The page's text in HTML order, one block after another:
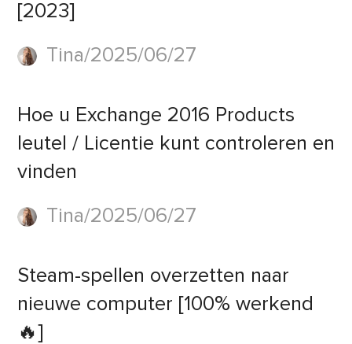
[2023]
Tina/2025/06/27
Hoe u Exchange 2016 Products
leutel / Licentie kunt controleren en
vinden
Tina/2025/06/27
Steam-spellen overzetten naar
nieuwe computer [100% werkend
🔥]